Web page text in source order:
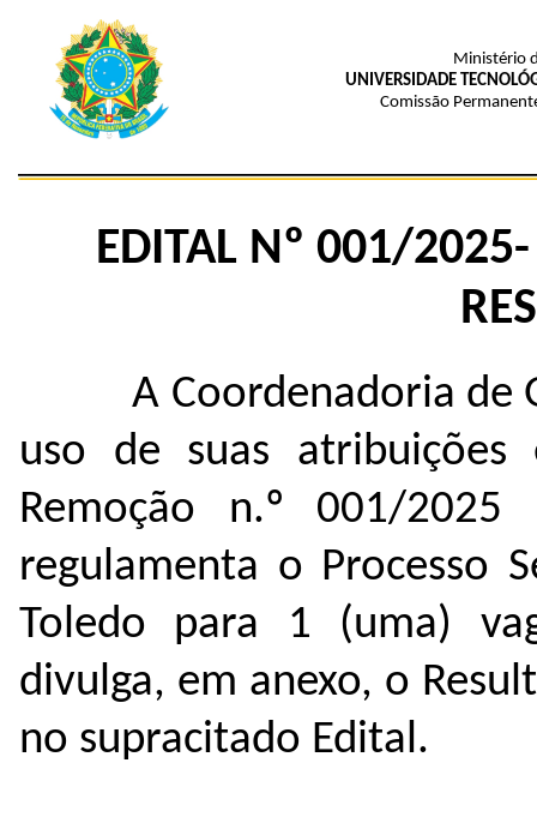
Ministério
UNIVERSIDADE
Comissão
EDITAL Nº 001/
A Coordenadoria de
uso de suas
Remoção n.º 001/
regulamenta o Processo
Toledo para 1 (uma)
divulga, em anexo, o
no supracitado Edital.